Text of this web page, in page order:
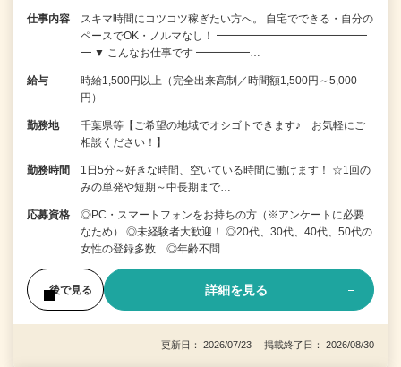
仕事内容
スキマ時間にコツコツ稼ぎたい方へ。 自宅でできる・自分の
ペースでOK・ノルマなし！ ━━━━━━━━━━━━━━
━ ▼ こんなお仕事です ━━━━━…
給与
時給1,500円以上（完全出来高制／時間額1,500円～5,000
円）
勤務地
千葉県等【ご希望の地域でオシゴトできます♪ お気軽にご
相談ください！】
勤務時間
1日5分～好きな時間、空いている時間に働けます！ ☆1回の
みの単発や短期～中長期まで…
応募資格
◎PC・スマートフォンをお持ちの方（※アンケートに必要
なため） ◎未経験者大歓迎！ ◎20代、30代、40代、50代の
女性の登録多数 ◎年齢不問
後で見る 詳細を見る
更新日： 2026/07/23 掲載終了日： 2026/08/30